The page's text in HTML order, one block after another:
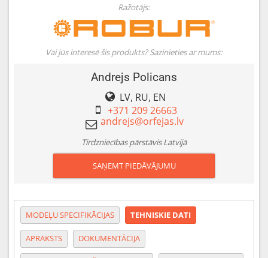
Ražotājs:
Vai jūs interesē šis produkts? Sazinieties ar mums:
Andrejs Policans
LV, RU, EN
+371 209 26663
Tirdzniecības pārstāvis Latvijā
SAŅEMT PIEDĀVĀJUMU
MODEĻU SPECIFIKĀCIJAS TEHNISKIE DATI
APRAKSTS DOKUMENTĀCIJA